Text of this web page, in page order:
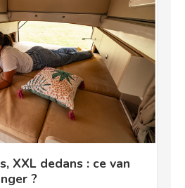
XXL dedans : ce van
?